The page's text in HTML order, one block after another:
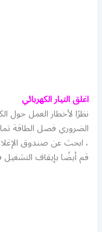
اغلق التيار الكهربائي
نظرًا لأخطار العمل حول
الضروري فصل الطاقة
، ابحث عن صندوق
قم أيضًا بإيقاف